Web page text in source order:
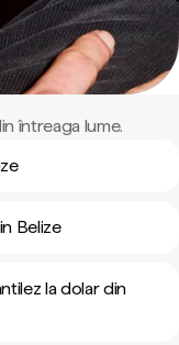
întreaga lume.
Belize
la dolar din